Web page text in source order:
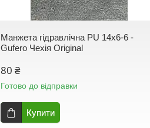
Манжета гідравлічна PU 14х6-6 -
Gufero Чехія Original
80 ₴
Готово до відправки
Купити